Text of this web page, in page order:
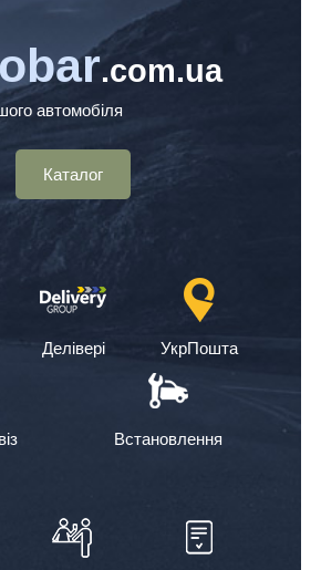
.com.ua
автомобіля
Каталог
Делівері УкрПошта
Встановлення